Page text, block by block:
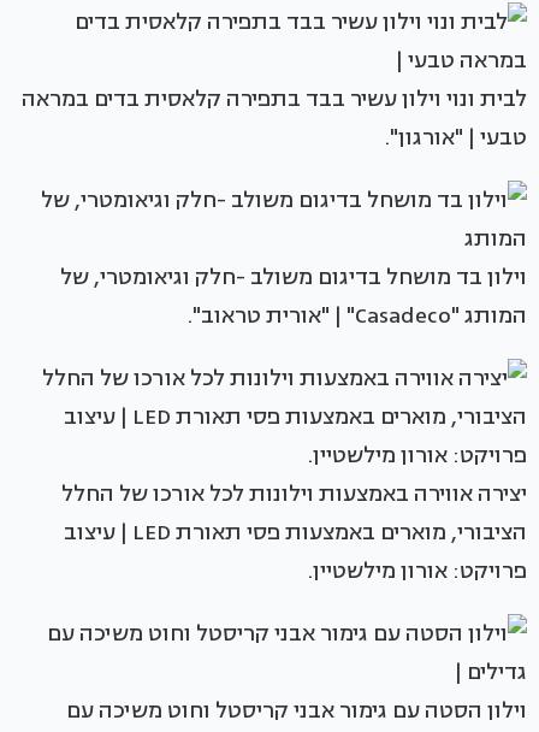
לבית ונוי וילון עשיר בבד בתפירה קלאסית בדים במראה
טבעי | "אורגון".
וילון בד מושחל בדיגום משולב -חלק וגיאומטרי, של
המותג "Casadeco" | "אורית טראוב".
יצירה אווירה באמצעות וילונות לכל אורכו של החלל
הציבורי, מוארים באמצעות פסי תאורת LED | עיצוב
פרויקט: אורון מילשטיין.
וילון הסטה עם גימור אבני קריסטל וחוט משיכה עם